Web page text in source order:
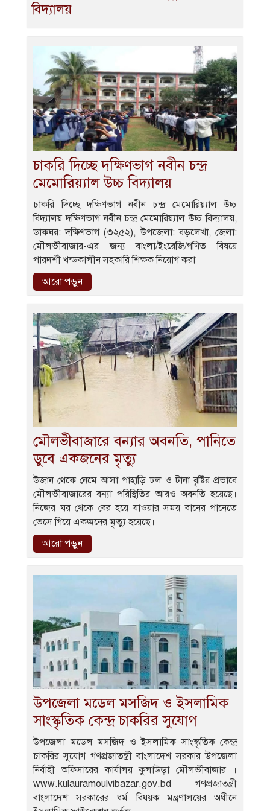
বিদ্যালয়
চাকরি দিচ্ছে দক্ষিণভাগ নবীন চন্দ্র
মেমোরিয়্যাল উচ্চ বিদ্যালয়
চাকরি দিচ্ছে দক্ষিণভাগ নবীন চন্দ্র মেমোরিয়্যাল উচ্চ
বিদ্যালয় দক্ষিণভাগ নবীন চন্দ্র মেমোরিয়্যাল উচ্চ বিদ্যালয়,
ডাকঘর: দক্ষিণভাগ (৩২৫২), উপজেলা: বড়লেখা, জেলা:
মৌলভীবাজার-এর জন্য বাংলা/ইংরেজি/গণিত বিষয়ে
পারদর্শী খন্ডকালীন সহকারি শিক্ষক নিয়োগ করা
আরো পড়ুন
মৌলভীবাজারে বন্যার অবনতি, পানিতে
ডুবে একজনের মৃত্যু
উজান থেকে নেমে আসা পাহাড়ি ঢল ও টানা বৃষ্টির প্রভাবে
মৌলভীবাজারের বন্যা পরিস্থিতির আরও অবনতি হয়েছে।
নিজের ঘর থেকে বের হয়ে যাওয়ার সময় বানের পানেতে
ভেসে গিয়ে একজনের মৃত্যু হয়েছে।
আরো পড়ুন
উপজেলা মডেল মসজিদ ও ইসলামিক
সাংস্কৃতিক কেন্দ্র চাকরির সুযোগ
উপজেলা মডেল মসজিদ ও ইসলামিক সাংস্কৃতিক কেন্দ্র
চাকরির সুযোগ গণপ্রজাতন্ত্রী বাংলাদেশ সরকার উপজেলা
নির্বাহী অফিসারের কার্যালয় কুলাউড়া মৌলভীবাজার ।
www.kulauramoulvibazar.gov.bd গণপ্রজাতন্ত্রী
বাংলাদেশ সরকারের ধর্ম বিষয়ক মন্ত্রণালয়ের অধীনে